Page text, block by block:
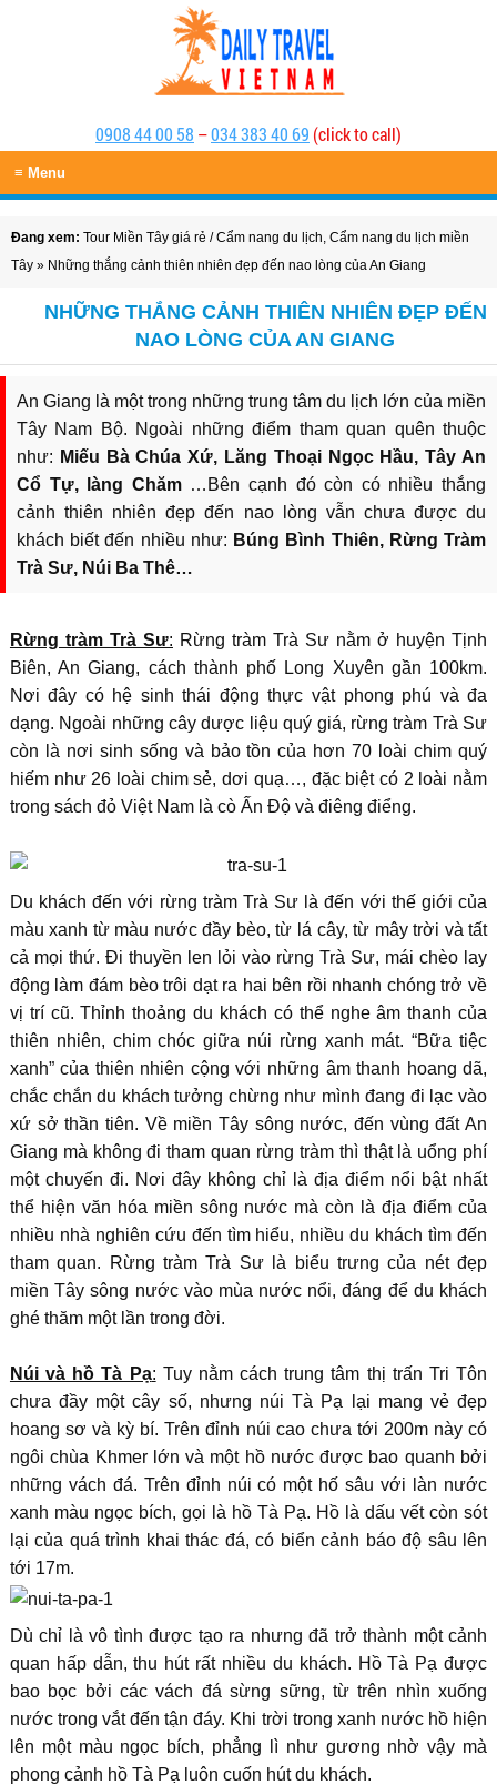
0908 44 00 58 –034 383 40 69 (click to call)
≡ Menu
Đang xem: Tour Miền Tây giá rẻ /Cẩm nang du lịch, Cẩm nang du lịch miền
Tây » Những thắng cảnh thiên nhiên đẹp đến nao lòng của An Giang
NHỮNG THẮNG CẢNH THIÊN NHIÊN ĐẸP ĐẾN
NAO LÒNG CỦA AN GIANG
An Giang là một trong những trung tâm du lịch lớn của miền
Tây Nam Bộ. Ngoài những điểm tham quan quên thuộc
như: Miếu Bà Chúa Xứ, Lăng Thoại Ngọc Hầu, Tây An
Cổ Tự, làng Chăm…Bên cạnh đó còn có nhiều thắng
cảnh thiên nhiên đẹp đến nao lòng vẫn chưa được du
khách biết đến nhiều như: Búng Bình Thiên, Rừng Tràm
Trà Sư, Núi Ba Thê…
Rừng tràm Trà Sư: Rừng tràm Trà Sư nằm ở huyện Tịnh
Biên, An Giang, cách thành phố Long Xuyên gần 100km.
Nơi đây có hệ sinh thái động thực vật phong phú và đa
dạng. Ngoài những cây dược liệu quý giá, rừng tràm Trà Sư
còn là nơi sinh sống và bảo tồn của hơn 70 loài chim quý
hiếm như 26 loài chim sẻ, dơi quạ…, đặc biệt có 2 loài nằm
trong sách đỏ Việt Nam là cò Ấn Độ và điêng điểng.
Du khách đến với rừng tràm Trà Sư là đến với thế giới của
màu xanh từ màu nước đầy bèo, từ lá cây, từ mây trời và tất
cả mọi thứ. Đi thuyền len lỏi vào rừng Trà Sư, mái chèo lay
động làm đám bèo trôi dạt ra hai bên rồi nhanh chóng trở về
vị trí cũ. Thỉnh thoảng du khách có thể nghe âm thanh của
thiên nhiên, chim chóc giữa núi rừng xanh mát. “Bữa tiệc
xanh” của thiên nhiên cộng với những âm thanh hoang dã,
chắc chắn du khách tưởng chừng như mình đang đi lạc vào
xứ sở thần tiên. Về miền Tây sông nước, đến vùng đất An
Giang mà không đi tham quan rừng tràm thì thật là uổng phí
một chuyến đi. Nơi đây không chỉ là địa điểm nổi bật nhất
thể hiện văn hóa miền sông nước mà còn là địa điểm của
nhiều nhà nghiên cứu đến tìm hiểu, nhiều du khách tìm đến
tham quan. Rừng tràm Trà Sư là biểu trưng của nét đẹp
miền Tây sông nước vào mùa nước nổi, đáng để du khách
ghé thăm một lần trong đời.
Núi và hồ Tà Pạ: Tuy nằm cách trung tâm thị trấn Tri Tôn
chưa đầy một cây số, nhưng núi Tà Pạ lại mang vẻ đẹp
hoang sơ và kỳ bí. Trên đỉnh núi cao chưa tới 200m này có
ngôi chùa Khmer lớn và một hồ nước được bao quanh bởi
những vách đá. Trên đỉnh núi có một hố sâu với làn nước
xanh màu ngọc bích, gọi là hồ Tà Pạ. Hồ là dấu vết còn sót
lại của quá trình khai thác đá, có biển cảnh báo độ sâu lên
tới 17m.
Dù chỉ là vô tình được tạo ra nhưng đã trở thành một cảnh
quan hấp dẫn, thu hút rất nhiều du khách. Hồ Tà Pạ được
bao bọc bởi các vách đá sừng sững, từ trên nhìn xuống
nước trong vắt đến tận đáy. Khi trời trong xanh nước hồ hiện
lên một màu ngọc bích, phẳng lì như gương nhờ vậy mà
phong cảnh hồ Tà Pạ luôn cuốn hút du khách.